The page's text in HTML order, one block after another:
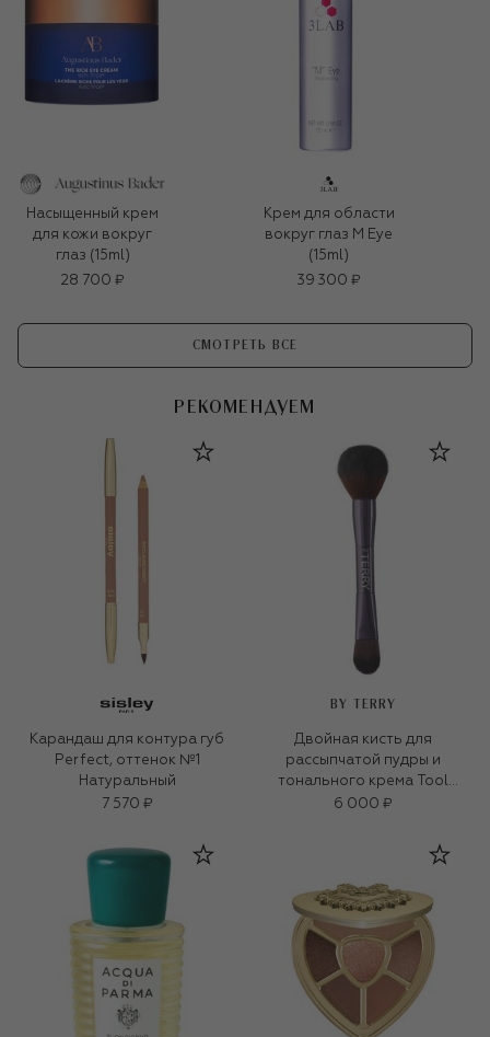
Насыщенный крем
для кожи вокруг
глаз (15ml)
28 700 ₽
Крем для области
вокруг глаз M Eye
(15ml)
39 300 ₽
СМОТРЕТЬ ВСЕ
РЕКОМЕНДУЕМ
Карандаш для контура губ
Perfect, оттенок №1
Натуральный
7 570 ₽
BY TERRY
Двойная кисть для
рассыпчатой пудры и
тонального крема Tool
Expert Dual-Ended Brush
6 000 ₽